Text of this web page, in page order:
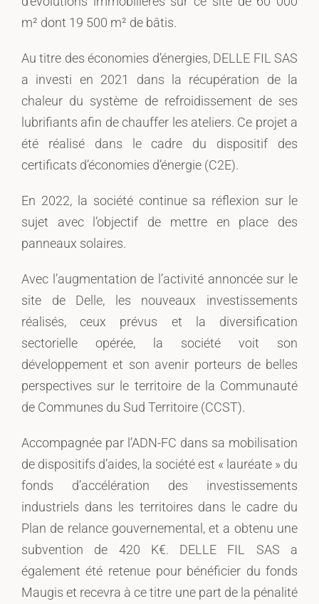
m² dont 19 500 m² de bâtis.
Au titre des économies d’énergies, DELLE FIL SAS
a investi en 2021 dans la récupération de la
chaleur du système de refroidissement de ses
lubrifiants afin de chauffer les ateliers. Ce projet a
été réalisé dans le cadre du dispositif des
certificats d’économies d’énergie (C2E).
En 2022, la société continue sa réflexion sur le
sujet avec l’objectif de mettre en place des
panneaux solaires.
Avec l’augmentation de l’activité annoncée sur le
site de Delle, les nouveaux investissements
réalisés, ceux prévus et la diversification
sectorielle opérée, la société voit son
développement et son avenir porteurs de belles
perspectives sur le territoire de la Communauté
de Communes du Sud Territoire (CCST).
Accompagnée par l’ADN-FC dans sa mobilisation
de dispositifs d’aides, la société est « lauréate » du
fonds d’accélération des investissements
industriels dans les territoires dans le cadre du
Plan de relance gouvernemental, et a obtenu une
subvention de 420 K€. DELLE FIL SAS a
également été retenue pour bénéficier du fonds
Maugis et recevra à ce titre une part de la pénalité